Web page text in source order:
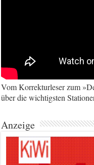
Vom Korrekturleser zum
über die wichtigsten
Anzeige